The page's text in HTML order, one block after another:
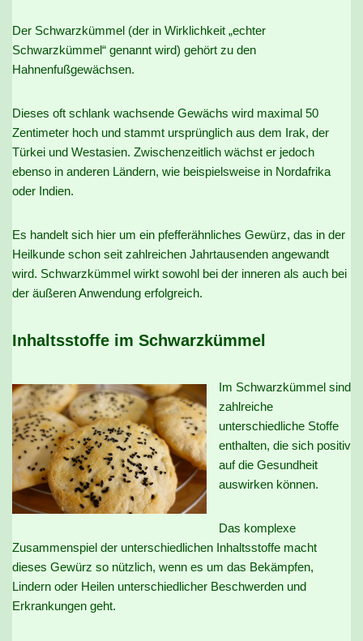
Der Schwarzkümmel (der in Wirklichkeit „echter
Schwarzkümmel“ genannt wird) gehört zu den
Hahnenfußgewächsen.
Dieses oft schlank wachsende Gewächs wird maximal 50
Zentimeter hoch und stammt ursprünglich aus dem Irak, der
Türkei und Westasien. Zwischenzeitlich wächst er jedoch
ebenso in anderen Ländern, wie beispielsweise in Nordafrika
oder Indien.
Es handelt sich hier um ein pfefferähnliches Gewürz, das in der
Heilkunde schon seit zahlreichen Jahrtausenden angewandt
wird. Schwarzkümmel wirkt sowohl bei der inneren als auch bei
der äußeren Anwendung erfolgreich.
Inhaltsstoffe im Schwarzkümmel
Im Schwarzkümmel sind
zahlreiche
unterschiedliche Stoffe
enthalten, die sich positiv
auf die Gesundheit
auswirken können.
Das komplexe
Zusammenspiel der unterschiedlichen Inhaltsstoffe macht
dieses Gewürz so nützlich, wenn es um das Bekämpfen,
Lindern oder Heilen unterschiedlicher Beschwerden und
Erkrankungen geht.